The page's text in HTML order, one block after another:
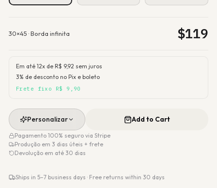
30×45 ·Borda infinita $119
Em até 12x de R$ 9,92 sem juros
3% de desconto no Pix e boleto
Frete fixo R$ 9,90
Personalizar Add to Cart
Pagamento 100% seguro via Stripe
Produção em 3 dias úteis + frete
Devolução em até 30 dias
Ships in 5–7 business days · Free returns within 30 days